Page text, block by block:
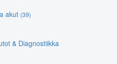
akut (39)
& Diagnostiikka